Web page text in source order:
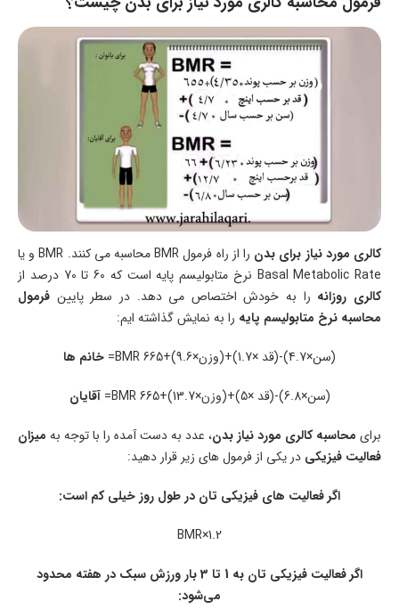
کالری مورد نیاز برای بدن
را از راه فرمول BMR محاسبه می کنند. BMR و یا
Basal Metabolic Rate نرخ متابولیسم پایه است که 60 تا 70 درصد از
کالری روزانه را به خودش اختصاص می دهد. در سطر پایین فرمول
محاسبه نرخ متابولیسم پایه را به نمایش گذاشته ایم:
(سن×4.7)-(قد ×1.7)+(وزن×9.6)+665 BMR=
خانم ها
(سن×6.8)-(قد ×5)+(وزن×13.7)+665 BMR=
آقایان
برای محاسبه کالری مورد نیاز بدن، عدد به دست آمده را با توجه به میزان
فعالیت فیزیکی در یکی از فرمول های زیر قرار دهید:
اگر فعالیت های فیزیکی تان در طول روز خیلی کم است:
BMR×1.2
اگر فعالیت فیزیکی تان به 1 تا 3 بار ورزش سبک در هفته محدود
می‌شود: